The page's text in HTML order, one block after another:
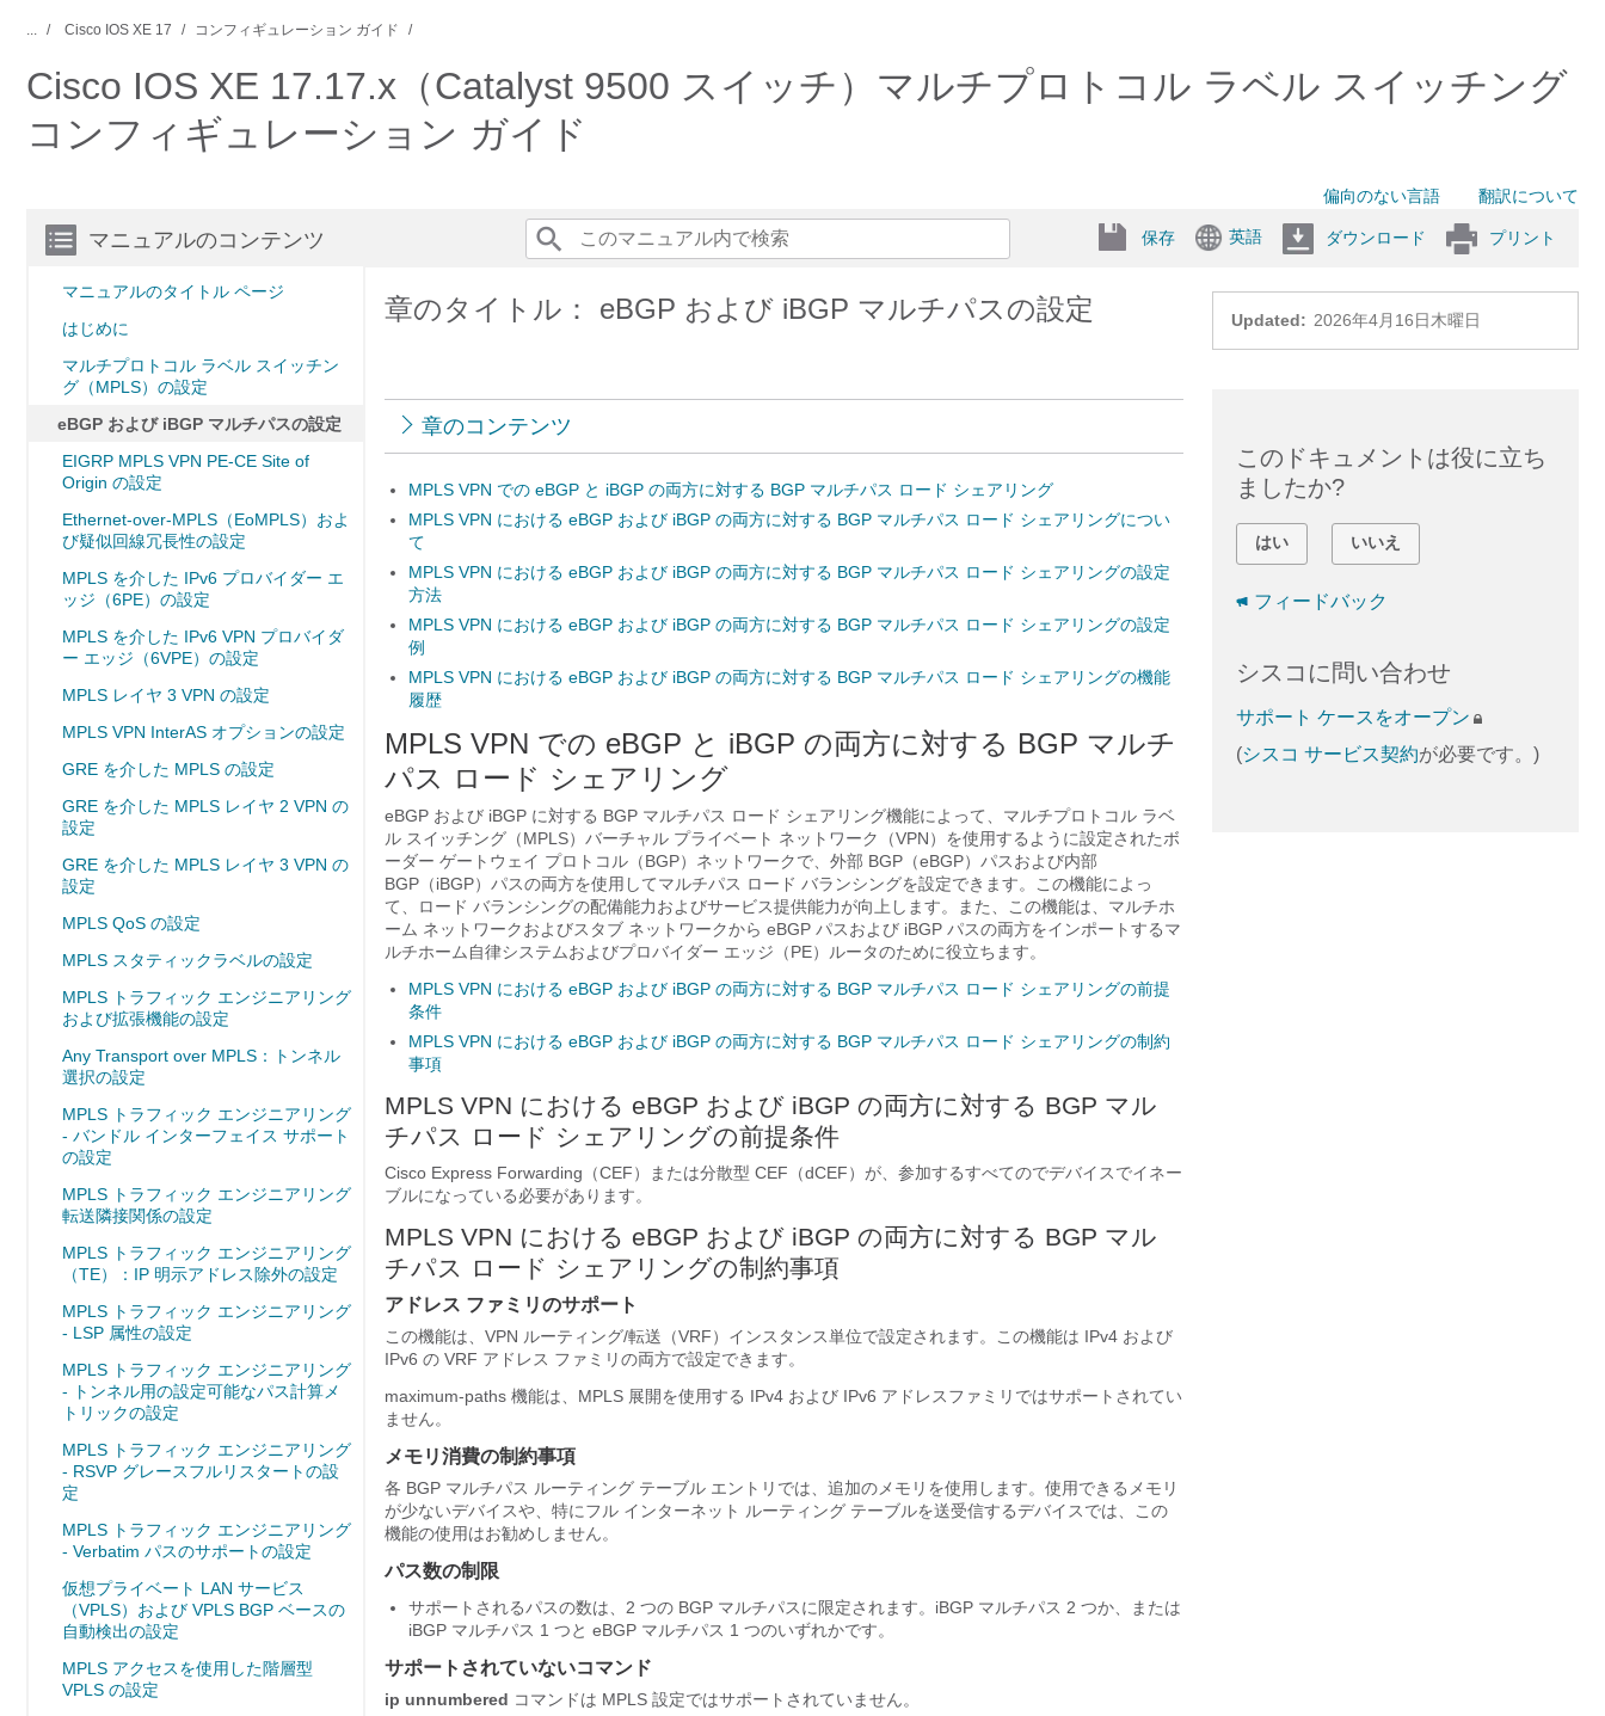
... Cisco IOS XE 17 コンフィギュレーション ガイド
Cisco IOS XE 17.17.x（Catalyst 9500 スイッチ）マルチプロトコル ラベル スイッチング
コンフィギュレーション ガイド
偏向のない言語 翻訳について
マニュアルのコンテンツ
マニュアルのタイトル ページ
はじめに
マルチプロトコル ラベル スイッチン
グ（MPLS）の設定
eBGP および iBGP マルチパスの設定
EIGRP MPLS VPN PE-CE Site of
Origin の設定
Ethernet-over-MPLS（EoMPLS）およ
び疑似回線冗長性の設定
MPLS を介した IPv6 プロバイダー エ
ッジ（6PE）の設定
MPLS を介した IPv6 VPN プロバイダ
ー エッジ（6VPE）の設定
MPLS レイヤ 3 VPN の設定
MPLS VPN InterAS オプションの設定
GRE を介した MPLS の設定
GRE を介した MPLS レイヤ 2 VPN の
設定
GRE を介した MPLS レイヤ 3 VPN の
設定
MPLS QoS の設定
MPLS スタティックラベルの設定
MPLS トラフィック エンジニアリング
および拡張機能の設定
Any Transport over MPLS：トンネル
選択の設定
MPLS トラフィック エンジニアリング
- バンドル インターフェイス サポート
の設定
MPLS トラフィック エンジニアリング
転送隣接関係の設定
MPLS トラフィック エンジニアリング
（TE）：IP 明示アドレス除外の設定
MPLS トラフィック エンジニアリング
- LSP 属性の設定
MPLS トラフィック エンジニアリング
- トンネル用の設定可能なパス計算メ
トリックの設定
MPLS トラフィック エンジニアリング
- RSVP グレースフルリスタートの設
定
MPLS トラフィック エンジニアリング
- Verbatim パスのサポートの設定
仮想プライベート LAN サービス
（VPLS）および VPLS BGP ベースの
自動検出の設定
MPLS アクセスを使用した階層型
VPLS の設定
保存 英語 ダウンロード プリント
Updated: 2026年4月16日木曜日
章のタイトル： eBGP および iBGP マルチパスの設定
章のコンテンツ
MPLS VPN での eBGP と iBGP の両方に対する BGP マルチパス ロード シェアリング
MPLS VPN における eBGP および iBGP の両方に対する BGP マルチパス ロード シェアリングについ
て
MPLS VPN における eBGP および iBGP の両方に対する BGP マルチパス ロード シェアリングの設定
方法
MPLS VPN における eBGP および iBGP の両方に対する BGP マルチパス ロード シェアリングの設定
例
MPLS VPN における eBGP および iBGP の両方に対する BGP マルチパス ロード シェアリングの機能
履歴
MPLS VPN での eBGP と iBGP の両方に対する BGP マルチ
パス ロード シェアリング
eBGP および iBGP に対する BGP マルチパス ロード シェアリング機能によって、マルチプロトコル ラベ
ル スイッチング（MPLS）バーチャル プライベート ネットワーク（VPN）を使用するように設定されたボ
ーダー ゲートウェイ プロトコル（BGP）ネットワークで、外部 BGP（eBGP）パスおよび内部
BGP（iBGP）パスの両方を使用してマルチパス ロード バランシングを設定できます。この機能によっ
て、ロード バランシングの配備能力およびサービス提供能力が向上します。また、この機能は、マルチホ
ーム ネットワークおよびスタブ ネットワークから eBGP パスおよび iBGP パスの両方をインポートするマ
ルチホーム自律システムおよびプロバイダー エッジ（PE）ルータのために役立ちます。
MPLS VPN における eBGP および iBGP の両方に対する BGP マルチパス ロード シェアリングの前提
条件
MPLS VPN における eBGP および iBGP の両方に対する BGP マルチパス ロード シェアリングの制約
事項
MPLS VPN における eBGP および iBGP の両方に対する BGP マル
チパス ロード シェアリングの前提条件
Cisco Express Forwarding（CEF）または分散型 CEF（dCEF）が、参加するすべてのでデバイスでイネー
ブルになっている必要があります。
MPLS VPN における eBGP および iBGP の両方に対する BGP マル
チパス ロード シェアリングの制約事項
アドレス ファミリのサポート
この機能は、VPN ルーティング/転送（VRF）インスタンス単位で設定されます。この機能は IPv4 および
IPv6 の VRF アドレス ファミリの両方で設定できます。
maximum-paths 機能は、MPLS 展開を使用する IPv4 および IPv6 アドレスファミリではサポートされてい
ません。
メモリ消費の制約事項
各 BGP マルチパス ルーティング テーブル エントリでは、追加のメモリを使用します。使用できるメモリ
が少ないデバイスや、特にフル インターネット ルーティング テーブルを送受信するデバイスでは、この
機能の使用はお勧めしません。
パス数の制限
サポートされるパスの数は、2 つの BGP マルチパスに限定されます。iBGP マルチパス 2 つか、または
iBGP マルチパス 1 つと eBGP マルチパス 1 つのいずれかです。
サポートされていないコマンド
ip unnumbered コマンドは MPLS 設定ではサポートされていません。
このドキュメントは役に立ち
ましたか?
はい いいえ
フィードバック
シスコに問い合わせ
サポート ケースをオープン
(シスコ サービス契約が必要です。)